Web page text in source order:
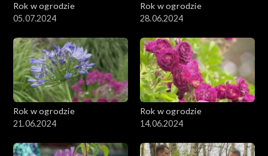
Rok w ogrodzie
05.07.2024
Rok w ogrodzie
28.06.2024
Rok w ogrodzie
21.06.2024
Rok w ogrodzie
14.06.2024